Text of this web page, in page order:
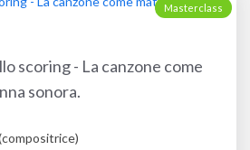
Masterclass
scoring - La canzone come
sonora.